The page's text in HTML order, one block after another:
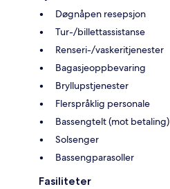
Døgnåpen resepsjon
Tur-/billettassistanse
Renseri-/vaskeritjenester
Bagasjeoppbevaring
Bryllupstjenester
Flerspråklig personale
Bassengtelt (mot betaling)
Solsenger
Bassengparasoller
Fasiliteter